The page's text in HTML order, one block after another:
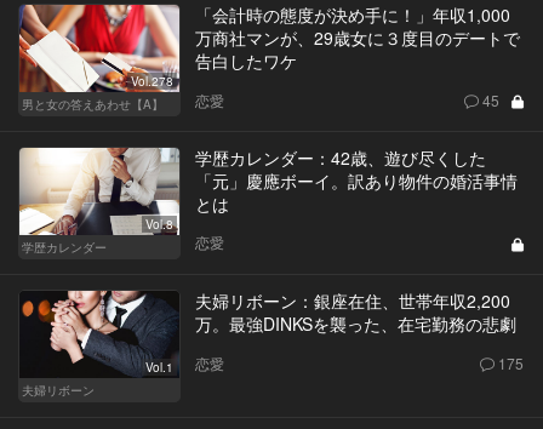
Vol.278
男と女の答えあわせ【A】
「会計時の態度が決め手に！」年収1,000
万商社マンが、29歳女に３度目のデートで
告白したワケ
恋愛 45
Vol.8
学歴カレンダー
学歴カレンダー：42歳、遊び尽くした
「元」慶應ボーイ。訳あり物件の婚活事情
とは
恋愛
Vol.1
夫婦リボーン
夫婦リボーン：銀座在住、世帯年収2,200
万。最強DINKSを襲った、在宅勤務の悲劇
恋愛 175